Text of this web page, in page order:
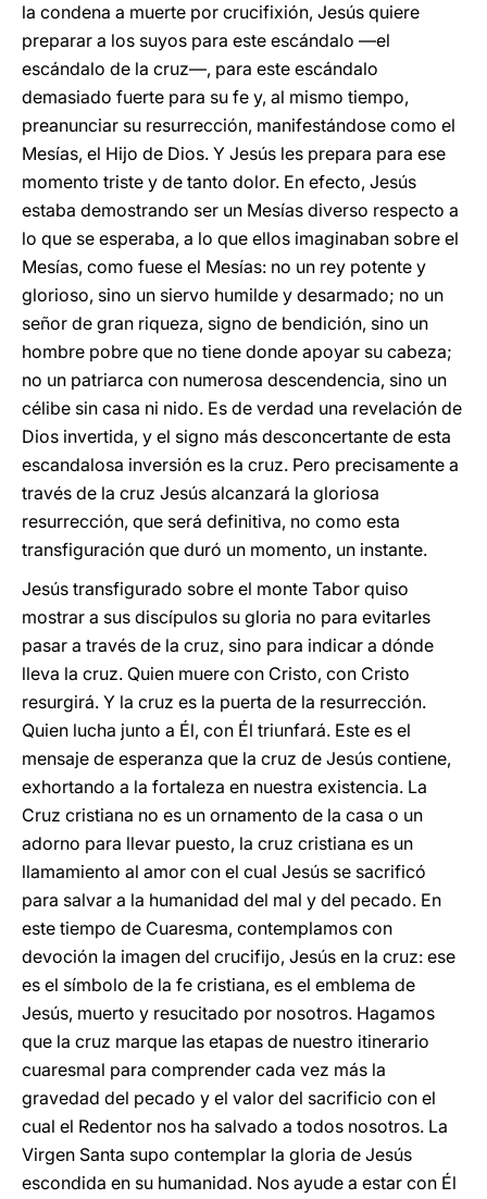
la condena a muerte por crucifixión, Jesús quiere
preparar a los suyos para este escándalo —el
escándalo de la cruz—, para este escándalo
demasiado fuerte para su fe y, al mismo tiempo,
preanunciar su resurrección, manifestándose como el
Mesías, el Hijo de Dios. Y Jesús les prepara para ese
momento triste y de tanto dolor. En efecto, Jesús
estaba demostrando ser un Mesías diverso respecto a
lo que se esperaba, a lo que ellos imaginaban sobre el
Mesías, como fuese el Mesías: no un rey potente y
glorioso, sino un siervo humilde y desarmado; no un
señor de gran riqueza, signo de bendición, sino un
hombre pobre que no tiene donde apoyar su cabeza;
no un patriarca con numerosa descendencia, sino un
célibe sin casa ni nido. Es de verdad una revelación de
Dios invertida, y el signo más desconcertante de esta
escandalosa inversión es la cruz. Pero precisamente a
través de la cruz Jesús alcanzará la gloriosa
resurrección, que será definitiva, no como esta
transfiguración que duró un momento, un instante.
Jesús transfigurado sobre el monte Tabor quiso
mostrar a sus discípulos su gloria no para evitarles
pasar a través de la cruz, sino para indicar a dónde
lleva la cruz. Quien muere con Cristo, con Cristo
resurgirá. Y la cruz es la puerta de la resurrección.
Quien lucha junto a Él, con Él triunfará. Este es el
mensaje de esperanza que la cruz de Jesús contiene,
exhortando a la fortaleza en nuestra existencia. La
Cruz cristiana no es un ornamento de la casa o un
adorno para llevar puesto, la cruz cristiana es un
llamamiento al amor con el cual Jesús se sacrificó
para salvar a la humanidad del mal y del pecado. En
este tiempo de Cuaresma, contemplamos con
devoción la imagen del crucifijo, Jesús en la cruz: ese
es el símbolo de la fe cristiana, es el emblema de
Jesús, muerto y resucitado por nosotros. Hagamos
que la cruz marque las etapas de nuestro itinerario
cuaresmal para comprender cada vez más la
gravedad del pecado y el valor del sacrificio con el
cual el Redentor nos ha salvado a todos nosotros. La
Virgen Santa supo contemplar la gloria de Jesús
escondida en su humanidad. Nos ayude a estar con Él